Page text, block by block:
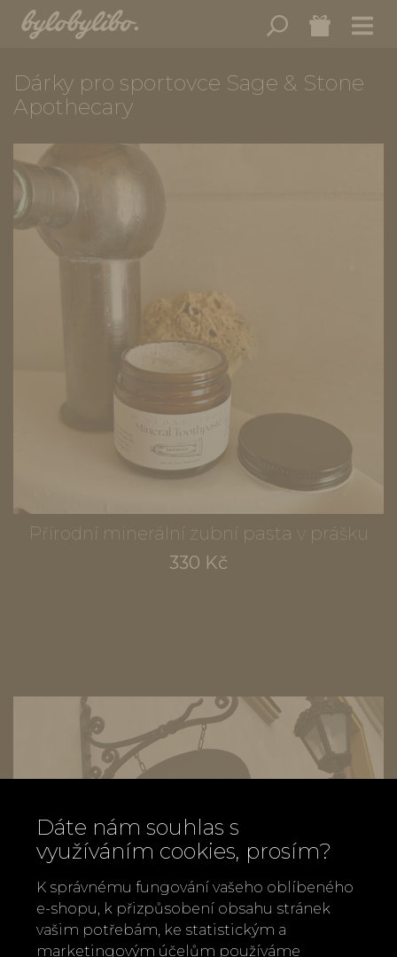
Dárky pro sportovce Sage & Stone
Apothecary
Přírodní minerální zubní pasta v prášku
330 Kč
Dáte nám souhlas s
využíváním cookies, prosím?
K správnému fungování vašeho oblíbeného
e-shopu, k přizpůsobení obsahu stránek
vašim potřebám, ke statistickým a
marketingovým účelům používáme